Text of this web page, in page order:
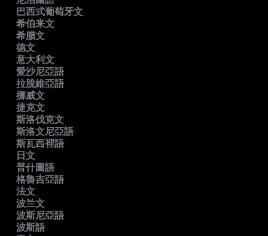
巴西式葡萄牙文
希伯来文
希腊文
德文
意大利文
愛沙尼亞語
拉脫維亞語
挪威文
捷克文
斯洛伐克文
斯洛文尼亞語
斯瓦西裡語
日文
普什圖語
格魯吉亞語
法文
波兰文
波斯尼亞語
波斯語